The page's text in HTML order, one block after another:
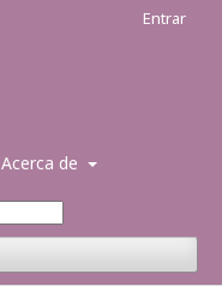
Acerca de
Entrar